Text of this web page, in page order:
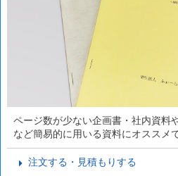
ページ数が少ない企画書・社内資料
など簡易的に用いる資料にオススメで
注文する・見積もりする